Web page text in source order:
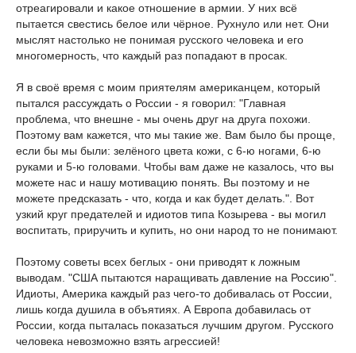
отреагировали и какое отношение в армии. У них всё
пытается свестись белое или чёрное. Рухнуло или нет. Они
мыслят настолько не понимая русского человека и его
многомерность, что каждый раз попадают в просак.
Я в своё время с моим приятелям американцем, который
пытался рассуждать о России - я говорил: "Главная
проблема, что внешне - мы очень друг на друга похожи.
Поэтому вам кажется, что мы такие же. Вам было бы проще,
если бы мы были: зелёного цвета кожи, с 6-ю ногами, 6-ю
руками и 5-ю головами. Чтобы вам даже не казалось, что вы
можете нас и нашу мотивацию понять. Вы поэтому и не
можете предсказать - что, когда и как будет делать.". Вот
узкий круг предателей и идиотов типа Козырева - вы могил
воспитать, приручить и купить, но они народ то не понимают.
Поэтому советы всех беглых - они приводят к ложным
выводам. "США пытаются наращивать давление на Россию".
Идиоты, Америка каждый раз чего-то добивалась от России,
лишь когда душила в объятиях. А Европа добавилась от
России, когда пыталась показаться лучшим другом. Русского
человека невозможно взять агрессией!